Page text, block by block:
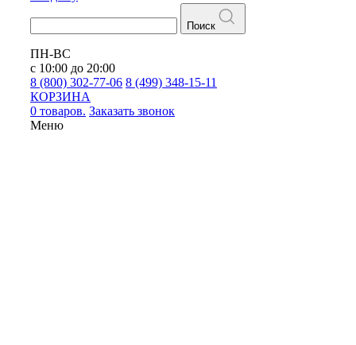
Поиск
ПН-ВС
с 10:00 до 20:00
8 (800) 302-77-06 8 (499) 348-15-11
КОРЗИНА
0 товаров. Заказать звонок
Меню